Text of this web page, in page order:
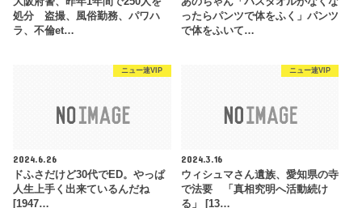
処分 盗撮、風俗勤務、パワハ
ラ、不倫et…
ったらパンツで体をふく」パンツ
で体をふいて…
ニュー速VIP
2024.6.26
ドふさだけど30代でED。やっぱ
人生上手く出来ているんだね
[1947…
ニュー速VIP
2024.3.16
ウィシュマさん遺族、愛知県の寺
で法要 「真相究明へ活動続け
る」 [13…